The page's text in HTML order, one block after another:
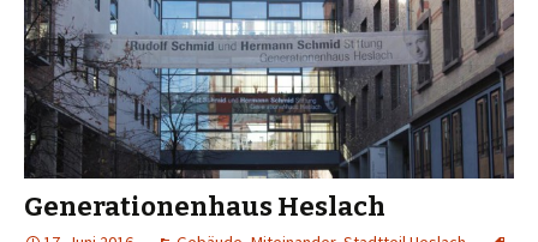
Generationenhaus Heslach